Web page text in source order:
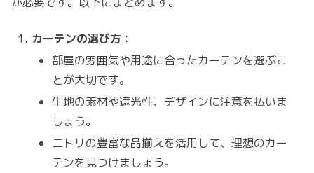
カーテンの選び方 ：
部屋の雰囲気や用途に合ったカーテンを選ぶこ
とが大切です。
生地の素材や遮光性、デザインに注意を払いま
しょう。
ニトリの豊富な品揃えを活用して、理想のカー
テンを見つけましょう。